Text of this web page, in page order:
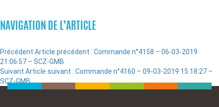
NAVIGATION DE L’ARTICLE
Précédent Article précédent : Commande n°4158 – 06-03-2019
21:06:57 – SCZ-GMB
Suivant Article suivant : Commande n°4160 – 09-03-2019 15:18:27 –
SCZ-GMB